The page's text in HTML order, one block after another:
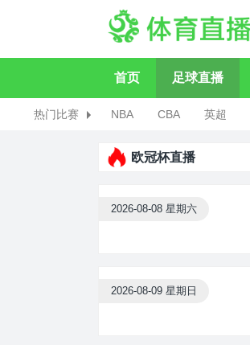
首页 足球直播
热门比赛 NBA CBA 英超
欧冠杯直播
2026-08-08 星期六
2026-08-09 星期日